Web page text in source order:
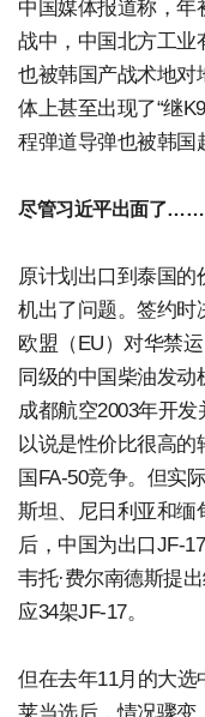
中国媒体报道称，年
战中，中国北方工业
也被韩国产战术地对
体上甚至出现了“继
程弹道导弹也被韩国
尽管习近平出面了……
原计划出口到泰国的
机出了问题。签约时
欧盟（EU）对华禁
同级的中国柴油发
成都航空2003年开
以说是性价比很高的
国FA-50竞争。但实
斯坦、尼日利亚和
后，中国为出口JF-
韦托·费尔南德斯提
应34架JF-17。
但在去年11月的大选